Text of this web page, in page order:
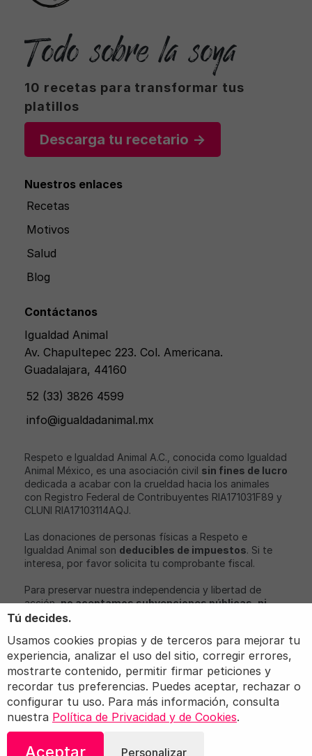
Todo sobre la soya
10 recetas para transformar tus
platillos
Descarga tu recetario →
Nuestros enlaces
Recetas
Motivos
Salud
Blog
Contáctanos
Igualdad Animal
Av. Chapultepec 223. Col. Americana.
Guadalajara, 44160
52 (33) 3826 4599
info@igualdadanimal.mx
Respeto e Igualdad Animal A.C., conocida como Igualdad
Animal México, es una asociación civil sin fines de lucro
dedicada a acabar con la crueldad hacia los animales
con Registro Federal de Contribuyentes RIA171031F89 y
CLUNI RIA17103114AQJ.
Las donaciones de personas físicas a Respeto e
Igualdad Animal son deducibles de impuestos. Si te
interesa, por favor solicita tu comprobante fiscal.
Para preservar nuestra independencia y libertad de
acción,no aceptamos subvenciones públicas, ni
aportaciones económicas de partidos políticos o
objeto social.
Igualdad Animal, iAnimal y Love Veg son marcas
registradas de Igualdad Animal.
© 2026 Igualdad Animal. Todos los derechos
Tú decides.
Usamos cookies propias y de terceros para mejorar tu
experiencia, analizar el uso del sitio, corregir errores,
mostrarte contenido, permitir firmar peticiones y
recordar tus preferencias. Puedes aceptar, rechazar o
configurar tu uso. Para más información, consulta
nuestra Política de Privacidad y de Cookies.
Aceptar Personalizar